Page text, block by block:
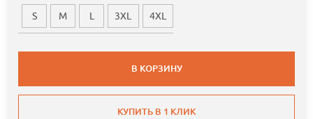
S M L 3XL 4XL
В КОРЗИНУ
КУПИТЬ В 1 КЛИК